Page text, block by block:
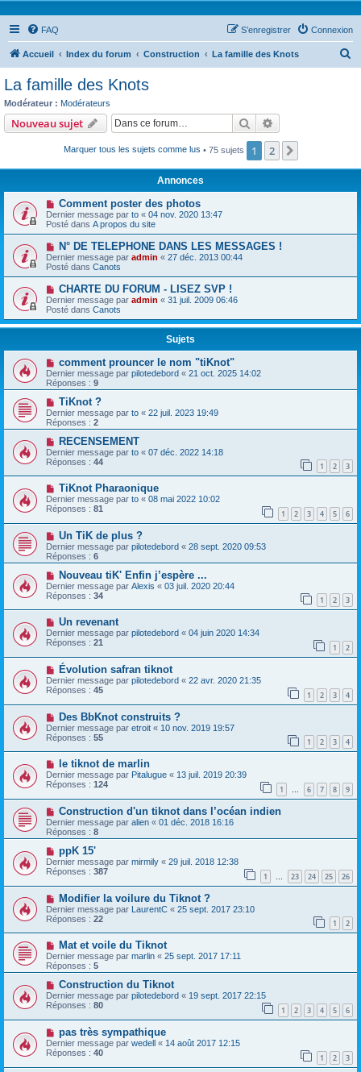
FAQ Connexion
S’enregistrer
Accueil Index du forum Construction La famille des Knots
c
La famille des Knots
Modérateur : Modérateurs
Nouveau sujet Rechercher
Marquer tous les sujets comme lus • 75 sujets 1 2
Annonces
Comment poster des photos
Dernier message par to « 04 nov. 2020 13:47
Posté dans A propos du site
N° DE TELEPHONE DANS LES MESSAGES !
Dernier message par admin « 27 déc. 2013 00:44
Posté dans Canots
CHARTE DU FORUM - LISEZ SVP !
Dernier message par admin « 31 juil. 2009 06:46
Posté dans Canots
Sujets
comment prouncer le nom "tiKnot"
Dernier message par pilotedebord « 21 oct. 2025 14:02
Réponses : 9
TiKnot ?
Dernier message par to « 22 juil. 2023 19:49
Réponses : 2
RECENSEMENT
Dernier message par to « 07 déc. 2022 14:18
Réponses : 44 1 2 3
TiKnot Pharaonique
Dernier message par to « 08 mai 2022 10:02
Réponses : 81 1 2 3 4 5 6
Un TiK de plus ?
Dernier message par pilotedebord « 28 sept. 2020 09:53
Réponses : 6
Nouveau tiK' Enfin j’espère ...
Dernier message par Alexis « 03 juil. 2020 20:44
Réponses : 34 1 2 3
Un revenant
Dernier message par pilotedebord « 04 juin 2020 14:34
Réponses : 21 1 2
Évolution safran tiknot
Dernier message par pilotedebord « 22 avr. 2020 21:35
Réponses : 45 1 2 3 4
Des BbKnot construits ?
Dernier message par etroit « 10 nov. 2019 19:57
Réponses : 55 1 2 3 4
le tiknot de marlin
Dernier message par Pitalugue « 13 juil. 2019 20:39
Réponses : 124 1 … 6 7 8 9
Construction d'un tiknot dans l’océan indien
Dernier message par alien « 01 déc. 2018 16:16
Réponses : 8
ppK 15'
Dernier message par mirmily « 29 juil. 2018 12:38
Réponses : 387 1 … 23 24 25 26
Modifier la voilure du Tiknot ?
Dernier message par LaurentC « 25 sept. 2017 23:10
Réponses : 22 1 2
Mat et voile du Tiknot
Dernier message par marlin « 25 sept. 2017 17:11
Réponses : 5
Construction du Tiknot
Dernier message par pilotedebord « 19 sept. 2017 22:15
Réponses : 80 1 2 3 4 5 6
pas très sympathique
Dernier message par wedell « 14 août 2017 12:15
Réponses : 40 1 2 3